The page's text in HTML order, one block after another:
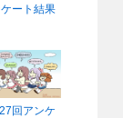
ート結果
回アンケ